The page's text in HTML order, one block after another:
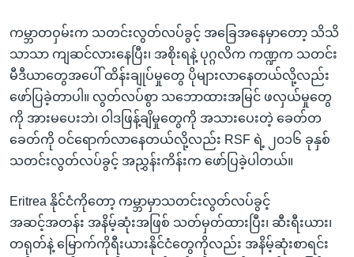
ကမ္ဘာတဝှမ်းက သတင်းလွတ်လပ်ခွင့် အခြေအနေမှာတော့ သိသိ
သာသာ ကျဆင်လားနေပြီး၊ အစိုးရနဲ့ ပုဂ္ဂလိက ကဏ္ဍက သတင်း
မီဒီယာတွေအပေါ် ထိန်းချုပ်မှုတွေ ပိုများလာနေတယ်လို့လည်း
ဖော်ပြခဲ့တာပါ။ လွတ်လပ်စွာ သဘောထားအမြင် ဖလှယ်မှုတွေ
ကို အားမပေးဘဲ၊ ဝါဒဖြန့်ချိမှုတွေကို အသားပေးတဲ့ ခေတ်တ
ခေတ်ကို ဝင်ရောက်လာနေတယ်လို့လည်း RSF ရဲ့ ၂၀၁၆ ခုနှစ်
သတင်းလွတ်လပ်ခွင့် အညွှန်းကိန်းက ဖော်ပြခဲ့ပါတယ်။
Eritrea နိုင်ငံကိုတော့ ကမ္ဘာမှာသတင်းလွတ်လပ်ခွင့်
အဆင့်အတန်း အနိမ့်ဆုံးအဖြစ် သတ်မှတ်ထားပြီး၊ ဆီးရီးယား၊
တရုတ်နဲ့ မြောက်ကိုရီးယားနိုင်ငံတွေကိုလည်း အနိမ့်ဆုံးစာရင်း